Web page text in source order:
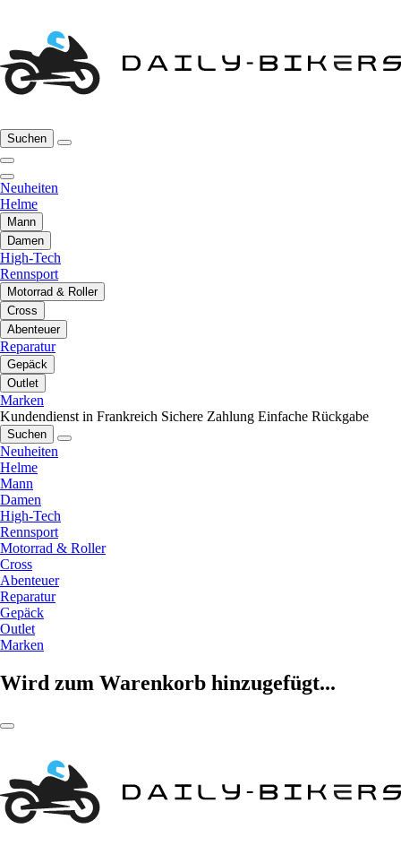
Suchen
Neuheiten
Helme
Mann
Damen
High-Tech
Rennsport
Motorrad & Roller
Cross
Abenteuer
Reparatur
Gepäck
Outlet
Marken
Kundendienst in Frankreich Sichere Zahlung Einfache Rückgabe
Suchen
Neuheiten
Helme
Mann
Damen
High-Tech
Rennsport
Motorrad & Roller
Cross
Abenteuer
Reparatur
Gepäck
Outlet
Marken
Wird zum Warenkorb hinzugefügt...